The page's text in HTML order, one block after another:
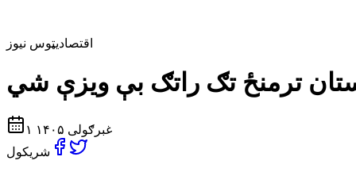
اقتصاديټوس نیوز
۱ غبرګولی ۱۴۰۵
شریکول